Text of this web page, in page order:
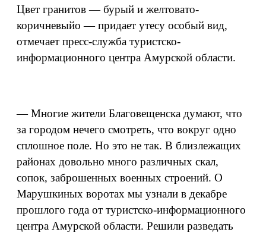
Цвет гранитов — бурый и желтовато-
коричневыйо — придает утесу особый вид,
отмечает пресс-служба туристско-
информационного центра Амурской области.
— Многие жители Благовещенска думают, что
за городом нечего смотреть, что вокруг одно
сплошное поле. Но это не так. В близлежащих
районах довольно много различных скал,
сопок, заброшенных военных строений. О
Марушкиных воротах мы узнали в декабре
прошлого года от туристско-информационного
центра Амурской области. Решили разведать